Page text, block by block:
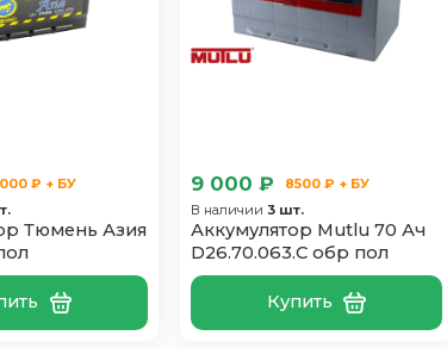
₽ + БУ
Тюмень Азия
9 000 ₽
8500 ₽ + БУ
В наличии 3 шт.
Аккумулятор Mutlu 70 Ач
D26.70.063.C обр пол
Купить